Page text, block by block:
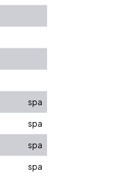
spa
spa
spa
spa